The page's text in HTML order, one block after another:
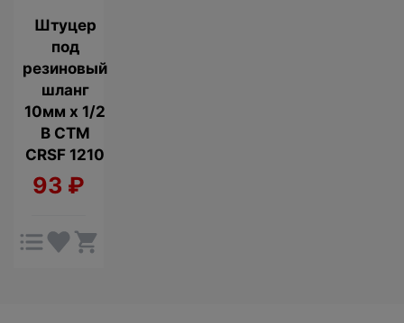
Штуцер
под
резиновый
шланг
10мм х 1/2
В CTM
CRSF 1210
93 ₽